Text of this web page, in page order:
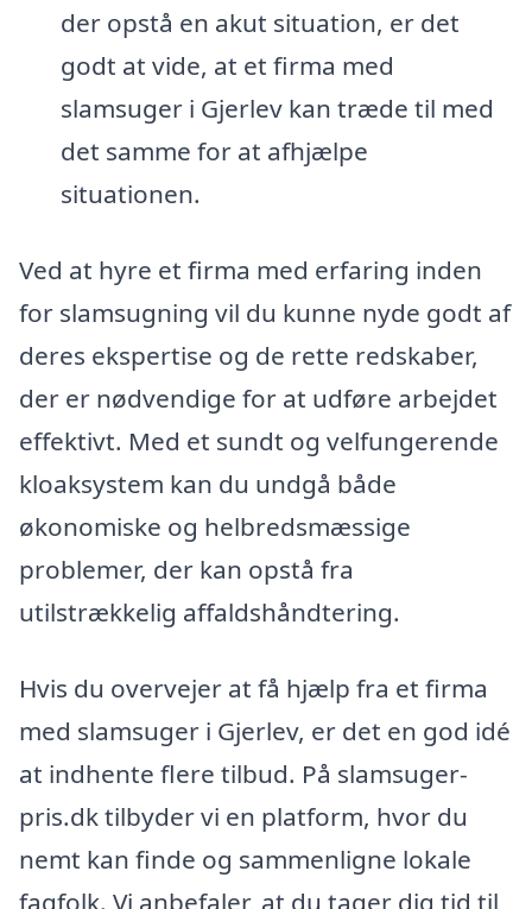
der opstå en akut situation, er det
godt at vide, at et firma med
slamsuger i Gjerlev kan træde til med
det samme for at afhjælpe
situationen.
Ved at hyre et firma med erfaring inden
for slamsugning vil du kunne nyde godt af
deres ekspertise og de rette redskaber,
der er nødvendige for at udføre arbejdet
effektivt. Med et sundt og velfungerende
kloaksystem kan du undgå både
økonomiske og helbredsmæssige
problemer, der kan opstå fra
utilstrækkelig affaldshåndtering.
Hvis du overvejer at få hjælp fra et firma
med slamsuger i Gjerlev, er det en god idé
at indhente flere tilbud. På slamsuger-
pris.dk tilbyder vi en platform, hvor du
nemt kan finde og sammenligne lokale
fagfolk. Vi anbefaler, at du tager dig tid til